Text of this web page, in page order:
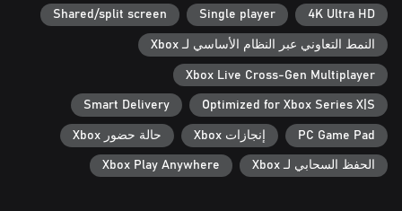
4K Ultra HD
Single player
Shared/split screen
النمط التعاوني عبر النظام الأساسي لـ Xbox
Xbox Live Cross-Gen Multiplayer
Optimized for Xbox Series X|S
Smart Delivery
PC Game Pad إنجازات Xbox حالة حضور Xbox
الحفظ السحابي لـ Xbox Xbox Play Anywhere